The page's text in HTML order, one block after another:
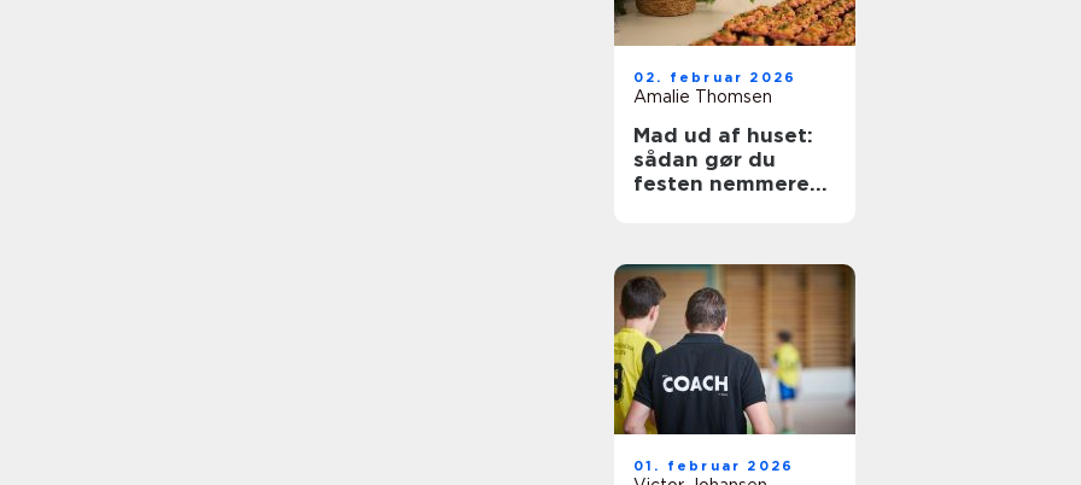
02. februar 2026
Amalie Thomsen
Mad ud af huset:
sådan gør du
festen nemmere
01. februar 2026